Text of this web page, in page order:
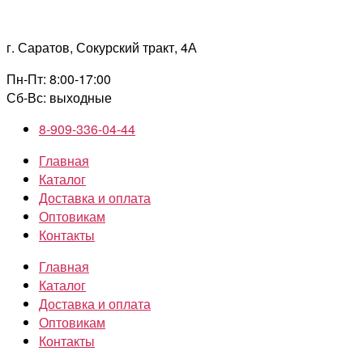
содержимому
г. Саратов, Сокурский тракт, 4А
Пн-Пт: 8:00-17:00
Сб-Вс: выходные
8-909-336-04-44
Главная
Каталог
Доставка и оплата
Оптовикам
Контакты
Главная
Каталог
Доставка и оплата
Оптовикам
Контакты